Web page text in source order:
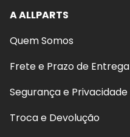
A ALLPARTS
Quem Somos
Frete e Prazo de Entrega
Segurança e Privacidade
Troca e Devolução